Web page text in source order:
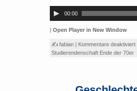
00:00
| Open Player in New Window
✍ fabian | Kommentare deaktiviert
Studierendenschaft Ende der 70er